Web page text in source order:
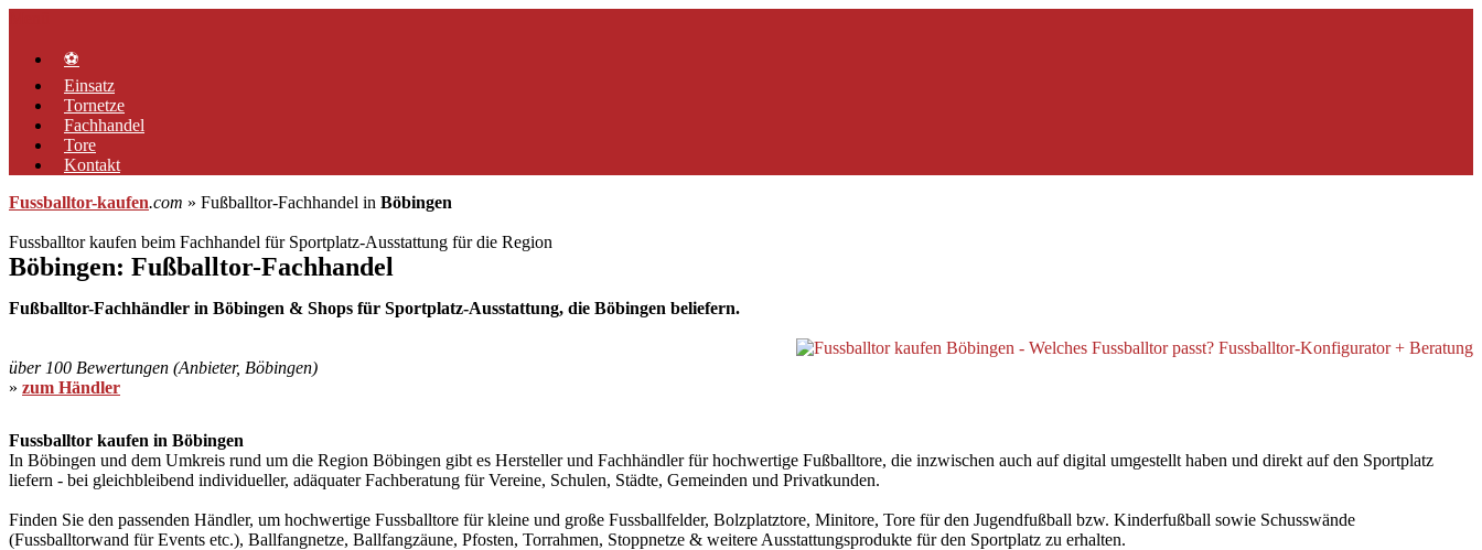
springen⚽
Einsatz
Tornetze
Fachhandel
Tore
Kontakt
Fussballtor-kaufen.com » Fußballtor-Fachhandel in Böbingen
Fussballtor kaufen beim Fachhandel für Sportplatz-Ausstattung für die Region
Böbingen: Fußballtor-Fachhandel
Fußballtor-Fachhändler in Böbingen & Shops für Sportplatz-Ausstattung, die Böbingen beliefern.
über 100 Bewertungen (Anbieter, Böbingen)
» zum Händler
Fussballtor kaufen in Böbingen
In Böbingen und dem Umkreis rund um die Region Böbingen gibt es Hersteller und Fachhändler für hochwertige Fußballtore, die inzwischen auch auf digital umgestellt haben und direkt auf den Sportplatz
liefern - bei gleichbleibend individueller, adäquater Fachberatung für Vereine, Schulen, Städte, Gemeinden und Privatkunden.
Finden Sie den passenden Händler, um hochwertige Fussballtore für kleine und große Fussballfelder, Bolzplatztore, Minitore, Tore für den Jugendfußball bzw. Kinderfußball sowie Schusswände
(Fussballtorwand für Events etc.), Ballfangnetze, Ballfangzäune, Pfosten, Torrahmen, Stoppnetze & weitere Ausstattungsprodukte für den Sportplatz zu erhalten.